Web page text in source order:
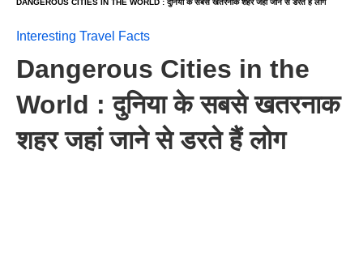
DANGEROUS CITIES IN THE WORLD : दुनिया के सबसे खतरनाक शहर जहां जाने से डरते हैं लोग
Interesting Travel Facts
Dangerous Cities in the
World : दुनिया के सबसे खतरनाक
शहर जहां जाने से डरते हैं लोग